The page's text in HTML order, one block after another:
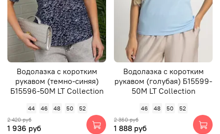
Водолазка с коротким
рукавом (темно-синяя)
Б15596-50М LT Collection
44 46 48 50 52
2 420 руб
1 936 руб
Водолазка с коротким
рукавом (голубая) Б15599-
50М LT Collection
46 48 50 52
2 360 руб
1 888 руб